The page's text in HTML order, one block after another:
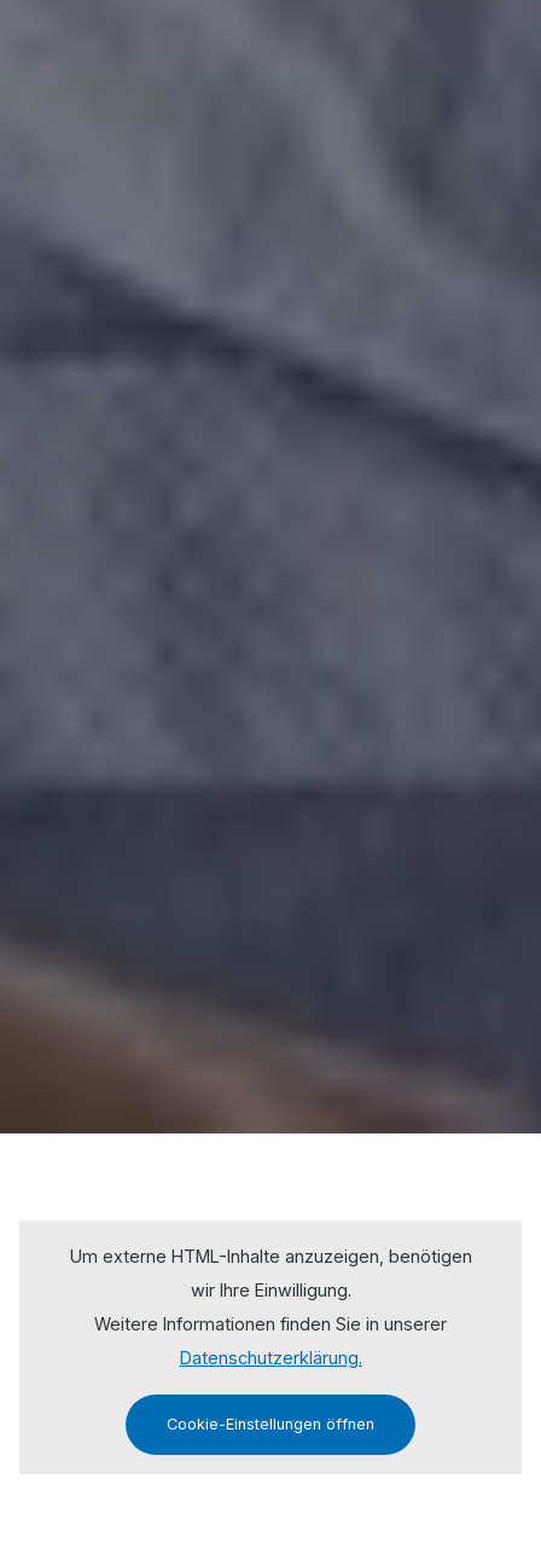
Um externe HTML-Inhalte anzuzeigen, benötigen
wir Ihre Einwilligung.
Weitere Informationen finden Sie in unserer
Datenschutzerklärung.
Cookie-Einstellungen öffnen